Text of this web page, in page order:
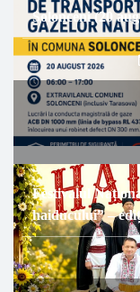
Solonceni (20
Festivalul
haiducului” –